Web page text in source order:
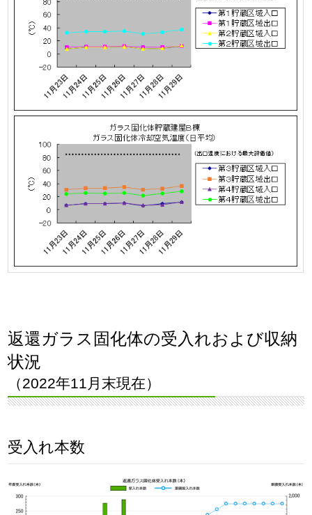
返還ガラス固化体の受入れおよび収納
状況
（2022年11月末現在）
受入れ本数